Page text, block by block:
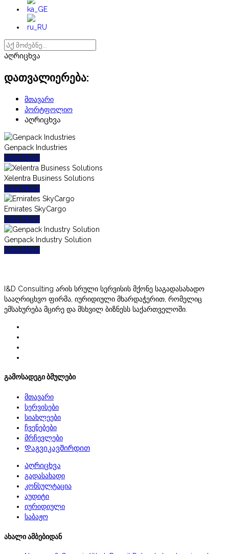
Აღრიცხვა
დათვალიერება:
მთავარი
პორტფოლიო
Აღრიცხვა
Genpack Industries
View More
Xelentra Business Solutions
View More
Emirates SkyCargo
View More
Genpack Industry Solution
View More
I&D Consulting არის სრული სერვისის მქონე საგადასახადო
სააღრიცხვო ფირმა, იურიდიული მხარდაჭერით, რომელიც
ემსახურება მცირე და მსხვილ ბიზნესს საქართველოში.
გამოსადეგი ბმულები
მთავარი
სერვისები
სიახლეები
ჩვენებები
მრჩევლები
Დაგვიკავშირდით
Აღრიცხვა
გადასახადი
კონსულტაცია
აუდიტი
იურიდიული
საბაჟო
ახალი ამბებიდან